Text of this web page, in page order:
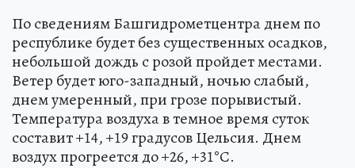
По сведениям Башгидрометцентра днем по
республике будет без существенных осадков,
небольшой дождь с розой пройдет местами.
Ветер будет юго-западный, ночью слабый,
днем умеренный, при грозе порывистый.
Температура воздуха в темное время суток
составит +14, +19 градусов Цельсия. Днем
воздух прогреется до +26, +31°С.